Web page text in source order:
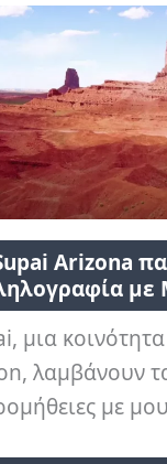
Arizona
με
μια
λαμβάνουν
με